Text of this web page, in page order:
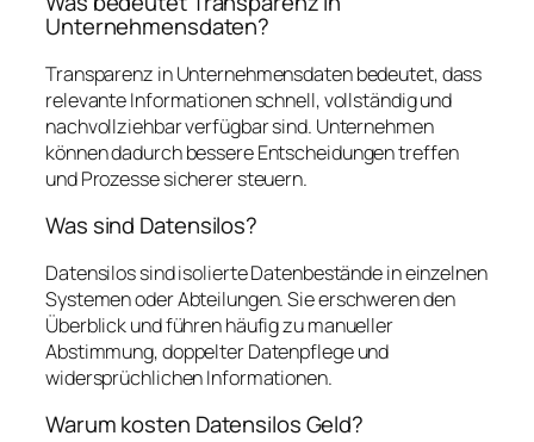
Unternehmensdaten?
Transparenz in Unternehmensdaten bedeutet, dass
relevante Informationen schnell, vollständig und
nachvollziehbar verfügbar sind. Unternehmen
können dadurch bessere Entscheidungen treffen
und Prozesse sicherer steuern.
Was sind Datensilos?
Datensilos sind isolierte Datenbestände in einzelnen
Systemen oder Abteilungen. Sie erschweren den
Überblick und führen häufig zu manueller
Abstimmung, doppelter Datenpflege und
widersprüchlichen Informationen.
Warum kosten Datensilos Geld?